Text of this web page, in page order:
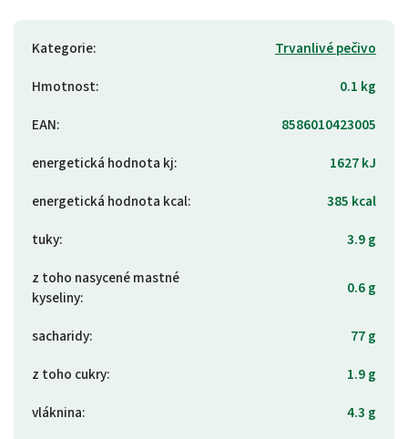
Kategorie:
Trvanlivé pečivo
Hmotnost:
0.1 kg
EAN:
8586010423005
energetická hodnota kj:
1627 kJ
energetická hodnota kcal:
385 kcal
tuky:
3.9 g
z toho nasycené mastné
kyseliny: 0.6 g
sacharidy:
77 g
z toho cukry:
1.9 g
vláknina:
4.3 g